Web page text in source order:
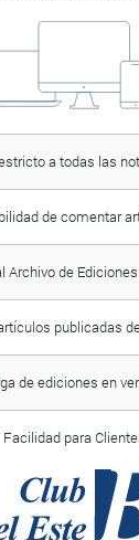
a todas las
de comentar
Archivo de Ediciones
publicadas
de ediciones en
Facilidad para